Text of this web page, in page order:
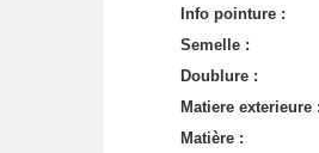
Info pointure :
Semelle :
Doublure :
Matiere exterieure :
Matière :